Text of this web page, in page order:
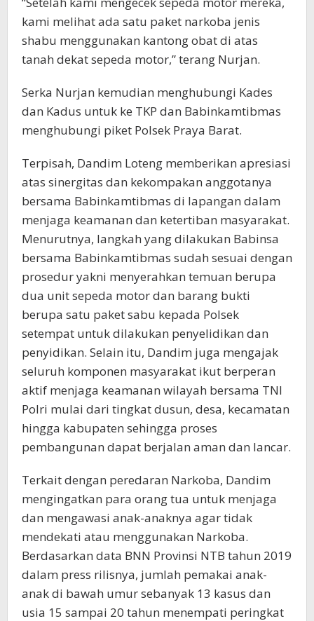
kami melihat ada satu paket narkoba jenis
shabu menggunakan kantong obat di atas
tanah dekat sepeda motor,” terang Nurjan.
Serka Nurjan kemudian menghubungi Kades
dan Kadus untuk ke TKP dan Babinkamtibmas
menghubungi piket Polsek Praya Barat.
Terpisah, Dandim Loteng memberikan apresiasi
atas sinergitas dan kekompakan anggotanya
bersama Babinkamtibmas di lapangan dalam
menjaga keamanan dan ketertiban masyarakat.
Menurutnya, langkah yang dilakukan Babinsa
bersama Babinkamtibmas sudah sesuai dengan
prosedur yakni menyerahkan temuan berupa
dua unit sepeda motor dan barang bukti
berupa satu paket sabu kepada Polsek
setempat untuk dilakukan penyelidikan dan
penyidikan. Selain itu, Dandim juga mengajak
seluruh komponen masyarakat ikut berperan
aktif menjaga keamanan wilayah bersama TNI
Polri mulai dari tingkat dusun, desa, kecamatan
hingga kabupaten sehingga proses
pembangunan dapat berjalan aman dan lancar.
Terkait dengan peredaran Narkoba, Dandim
mengingatkan para orang tua untuk menjaga
dan mengawasi anak-anaknya agar tidak
mendekati atau menggunakan Narkoba.
Berdasarkan data BNN Provinsi NTB tahun 2019
dalam press rilisnya, jumlah pemakai anak-
anak di bawah umur sebanyak 13 kasus dan
usia 15 sampai 20 tahun menempati peringkat